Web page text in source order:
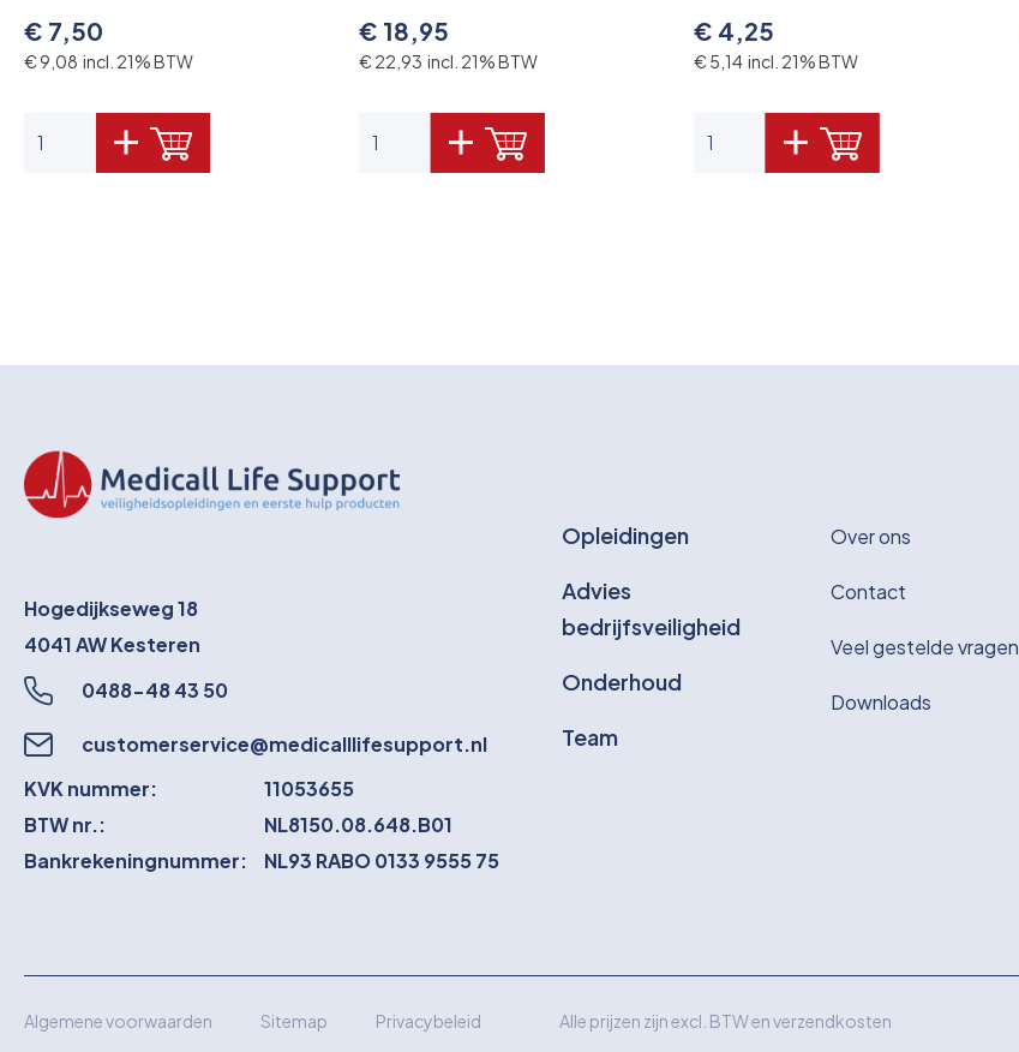
€ 7,50
€ 9,08 incl. 21% BTW
€ 18,95
€ 22,93 incl. 21% BTW
€ 4,25
€ 5,14 incl. 21% BTW
Hogedijkseweg 18
4041 AWKesteren
0488-48 43 50
customerservice@medicalllifesupport.nl
KVK nummer:
11053655
BTW nr.:
NL8150.08.648.B01
Bankrekeningnummer:
NL93 RABO 0133 9555 75
Opleidingen
Advies
bedrijfsveiligheid
Onderhoud
Team
Over ons
Contact
Veel gestelde vragen
Downloads
Algemene voorwaarden Sitemap Privacybeleid Alle prijzen zijn excl. BTW en verzendkosten